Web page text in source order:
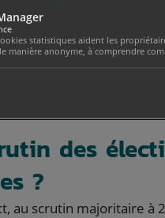
statistiques aident les
manière anonyme, à comprendre
des
?
au scrutin majoritaire à